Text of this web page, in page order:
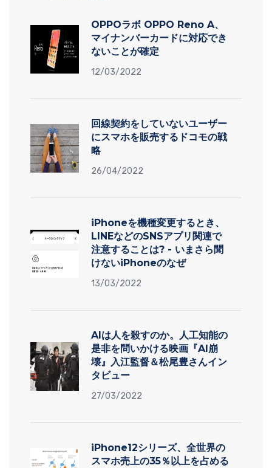
OPPOラボ OPPO Reno A、
マイナンバーカードに対応でき
ないことが確定
12/03/2022
回線契約をしていないユーザー
にスマホを販売するドコモの戦
略
26/04/2022
iPhoneを機種変更するとき、
LINEなどのSNSアプリ関連で
注意することは? - いまさら聞
けないiPhoneのなぜ
13/03/2022
AIは人を殺すのか。人工知能の
是非を問いかける映画『AI崩
壊』入江監督＆松尾豊さんイン
タビュー
27/03/2022
iPhone12シリーズ、全世界の
スマホ売上の35％以上を占める